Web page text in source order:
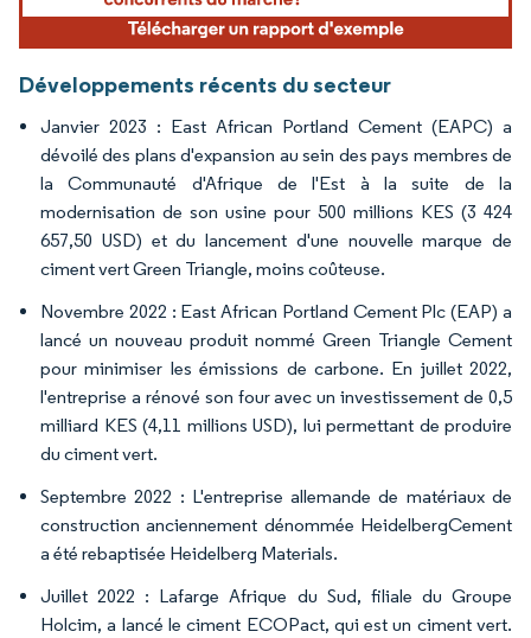
Développements récents du secteur
Janvier 2023 : East African Portland Cement (EAPC) a
dévoilé des plans d'expansion au sein des pays membres de
la Communauté d'Afrique de l'Est à la suite de la
modernisation de son usine pour 500 millions KES (3 424
657,50 USD) et du lancement d'une nouvelle marque de
ciment vert Green Triangle, moins coûteuse.
Novembre 2022 : East African Portland Cement Plc (EAP) a
lancé un nouveau produit nommé Green Triangle Cement
pour minimiser les émissions de carbone. En juillet 2022,
l'entreprise a rénové son four avec un investissement de 0,5
milliard KES (4,11 millions USD), lui permettant de produire
du ciment vert.
Septembre 2022 : L'entreprise allemande de matériaux de
construction anciennement dénommée HeidelbergCement
a été rebaptisée Heidelberg Materials.
Juillet 2022 : Lafarge Afrique du Sud, filiale du Groupe
Holcim, a lancé le ciment ECOPact, qui est un ciment vert.